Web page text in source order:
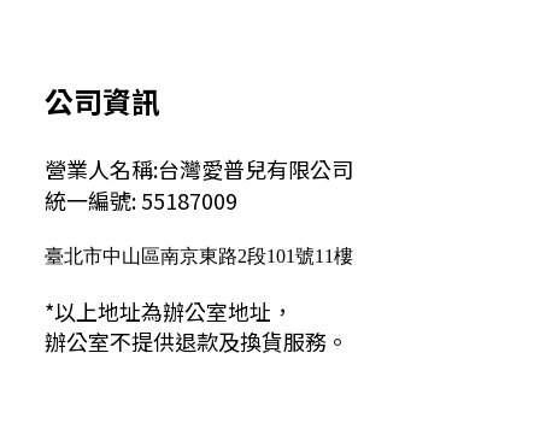
公司資訊
營業人名稱:台灣愛普兒有限公司
統一編號: 55187009
臺北市中山區南京東路2段101號11樓
*以上地址為辦公室地址，
辦公室不提供退款及換貨服務。